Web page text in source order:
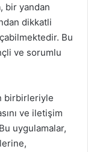
bir yandan
dikkatli
Bu
ve sorumlu
birbirleriyle
ve iletişim
uygulamalar,